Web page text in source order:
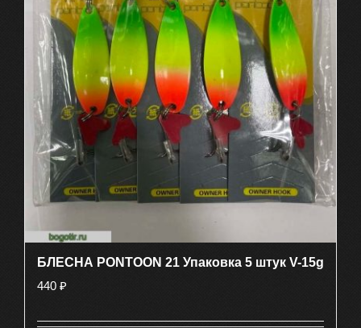
БЛЕСНА PONTOON 21 Упаковка 5 штук V-15g
440 ₽